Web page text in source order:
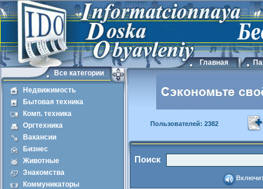
Главная
Пользователей: 2382
Поиск
Все категории
Недвижимость
Бытовая техника
Комп. техника
Оргтехника
Вакансии
Бизнес
Животные
Знакомства
Коммуникаторы